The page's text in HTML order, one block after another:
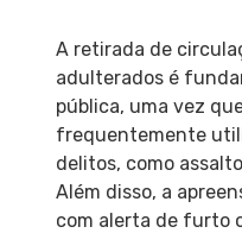
A retirada de
adulterados é
pública, uma vez
frequentemente
delitos, como
Além disso, a
com alerta de furto